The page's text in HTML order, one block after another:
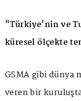
"Türkiye'nin ve
küresel ölçekte
GSMA gibi
veren bir